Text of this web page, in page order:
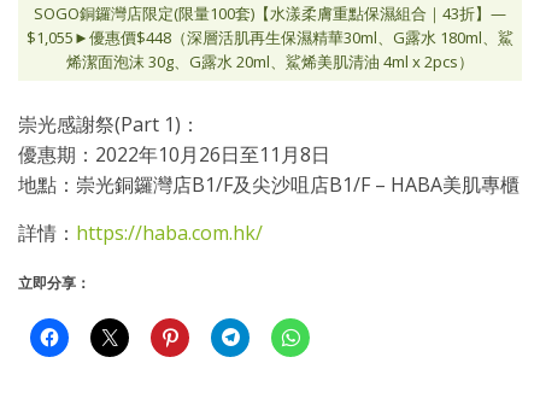
SOGO銅鑼灣店限定(限量100套)【水漾柔膚重點保濕組合｜43折】—
$1,055►優惠價$448（深層活肌再生保濕精華30ml、G露水 180ml、鯊
烯潔面泡沫 30g、G露水 20ml、鯊烯美肌清油 4ml x 2pcs）
崇光感謝祭(Part 1)：
優惠期：2022年10月26日至11月8日
地點：崇光銅鑼灣店B1/F及尖沙咀店B1/F – HABA美肌專櫃
詳情： https://haba.com.hk/
立即分享：